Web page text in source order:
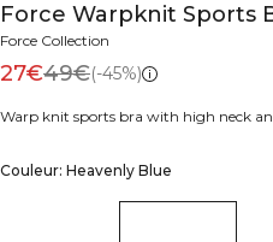
Force Warpknit Sports
Force Collection
27€49€(-45%)
Warp knit sports bra with high neck
Couleur: Heavenly Blue